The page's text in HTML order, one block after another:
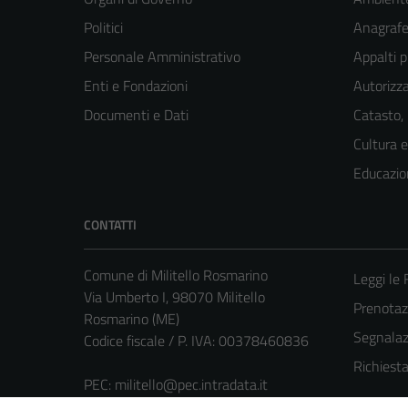
Politici
Personale Amministrativo
Enti e Fondazioni
Documenti e Dati
Appalti
Catasto,
Cultura
CONTATTI
Comune di Militello Rosmarino
Via Umberto I, 98070 Militello
Rosmarino (ME)
Codice fiscale / P. IVA: 00378460836
PEC: militello@pec.intradata.it
Leggi le